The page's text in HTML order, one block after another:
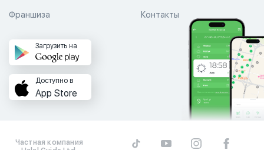
Контакты
Франшиза
Загрузить на
Доступно в
App Store
Частная компания